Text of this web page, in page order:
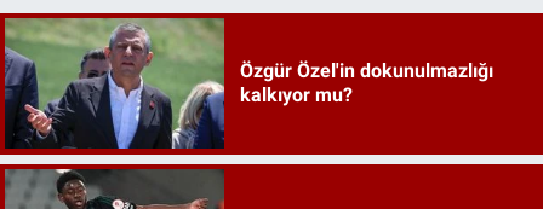
Özgür Özel'in dokunulmazlığı
kalkıyor mu?